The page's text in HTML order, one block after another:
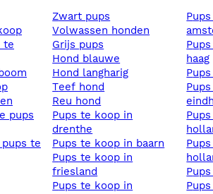
pups
zwart pups
volwassen honden
grijs pups
hond blauwe
hond langharig
teef hond
reu hond
pups te koop in
drenthe
pups te koop in baarn
pups te koop in
friesland
pups te koop in
pups te koop in
pups te koop in den
haag
pups te koop in
pups te koop noord
pups te koop zuid
pups te koop in